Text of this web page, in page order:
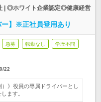
| ◎ホワイト企業認定◎健康経営
】※正社員登用あり
急募 転勤なし 学歴不問
22
）》役員の専属ドライバーとし
ます。